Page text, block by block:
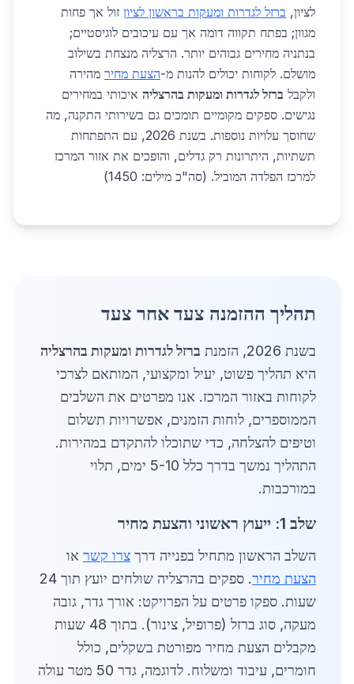
לציון, ברזל לגדרות ומעקות בראשון לציון זול אך פחות
מגוון; בפתח תקווה דומה אך עם עיכובים לוגיסטיים;
בנתניה מחירים גבוהים יותר. הרצליה מנצחת בשילוב
מושלם. לקוחות יכולים להנות מ-הצעת מחיר מהירה
ולקבל ברזל לגדרות ומעקות בהרצליה איכותי במחירים
נגישים. ספקים מקומיים תומכים גם בשירותי התקנה, מה
שחוסך עלויות נוספות. בשנת 2026, עם התפתחות
תשתיות, היתרונות רק גדלים, והופכים את אזור המרכז
למרכז הפלדה המוביל. (סה"כ מילים: 1450)
תהליך ההזמנה צעד אחר צעד
בשנת 2026, הזמנת
ברזל לגדרות ומעקות בהרצליה
היא תהליך פשוט, יעיל ומקצועי, המותאם לצרכי
לקוחות באזור המרכז. אנו מפרטים את השלבים
הממוספרים, לוחות הזמנים, אפשרויות תשלום
וטיפים להצלחה, כדי שתוכלו להתקדם במהירות.
התהליך נמשך בדרך כלל 5-10 ימים, תלוי
במורכבות.
שלב 1: ייעוץ ראשוני והצעת מחיר
השלב הראשון מתחיל בפנייה דרך צרו קשר או
הצעת מחיר
. ספקים בהרצליה שולחים יועץ תוך 24
שעות. ספקו פרטים על הפרויקט: אורך גדר, גובה
מעקה, סוג ברזל (פרופיל, צינור). בתוך 48 שעות
מקבלים הצעת מחיר מפורטת בשקלים, כולל
חומרים, עיבוד ומשלוח. לדוגמה, גדר 50 מטר עולה